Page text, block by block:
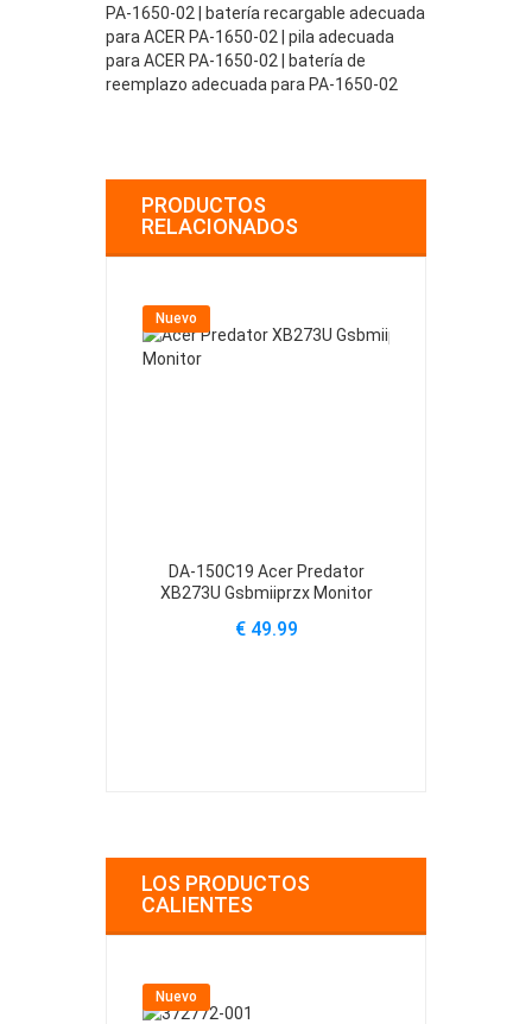
PA-1650-02 | batería recargable adecuada
para ACER PA-1650-02 | pila adecuada
para ACER PA-1650-02 | batería de
reemplazo adecuada para PA-1650-02
PRODUCTOS
RELACIONADOS
Nuevo
DA-150C19 Acer Predator
XB273U Gsbmiiprzx Monitor
€ 49.99
LOS PRODUCTOS
CALIENTES
Nuevo